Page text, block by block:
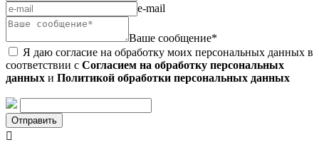
e-mail
Ваше сообщение*
Я даю согласие на обработку моих персональных данных в
соответствии с Согласием на обработку персональных
данных и Политикой обработки персональных данных
Отправить
